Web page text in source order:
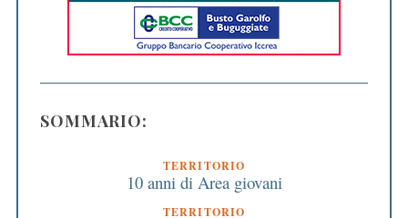
SOMMARIO:
TERRITORIO
10 anni di Area giovani
TERRITORIO